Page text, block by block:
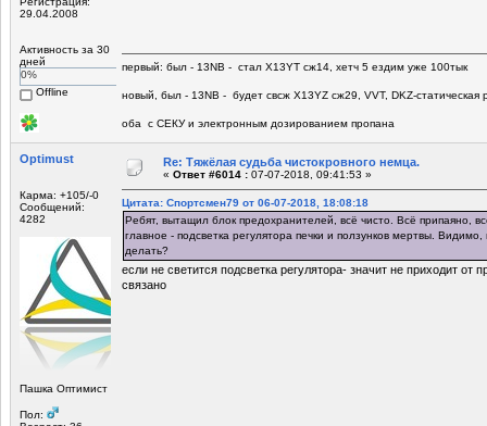
29.04.2008
Активность за 30
дней
0%
Offline
первый: был - 13NB - стал Х13YT сж14, хетч 5 ездим уже 100тык
новый, был - 13NB - будет свсж Х13YZ сж29, VVT, DKZ-статическая
оба с СЕКУ и электронным дозированием пропана
Optimust
Карма: +105/-0
Сообщений:
4282
Пашка Оптимист
Пол:
Re: Тяжёлая судьба чистокровного немца.
« Ответ #6014 : 07-07-2018, 09:41:53 »
Цитата: Спортсмен79 от 06-07-2018, 18:08:18
Ребят, вытащил блок предохранителей, всё чисто. Всё припаяно,
главное - подсветка регулятора печки и ползунков мертвы.
делать?
если не светится подсветка регулятора- значит не приходит от
связано